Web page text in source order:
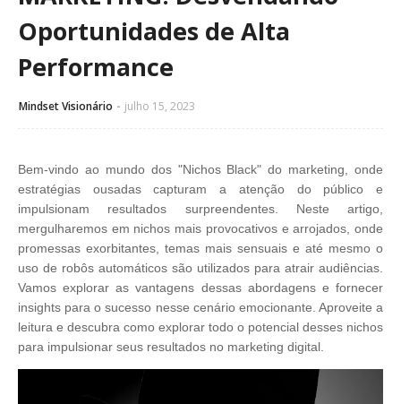
Oportunidades de Alta
Performance
Mindset Visionário julho 15, 2023
Bem-vindo ao mundo dos "Nichos Black" do marketing, onde
estratégias ousadas capturam a atenção do público e
impulsionam resultados surpreendentes. Neste artigo,
mergulharemos em nichos mais provocativos e arrojados, onde
promessas exorbitantes, temas mais sensuais e até mesmo o
uso de robôs automáticos são utilizados para atrair audiências.
Vamos explorar as vantagens dessas abordagens e fornecer
insights para o sucesso nesse cenário emocionante. Aproveite a
leitura e descubra como explorar todo o potencial desses nichos
para impulsionar seus resultados no marketing digital.